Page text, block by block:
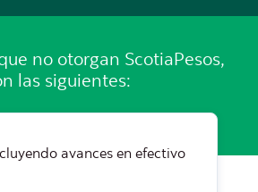
no otorgan ScotiaPesos,
las siguientes:
avances en efectivo